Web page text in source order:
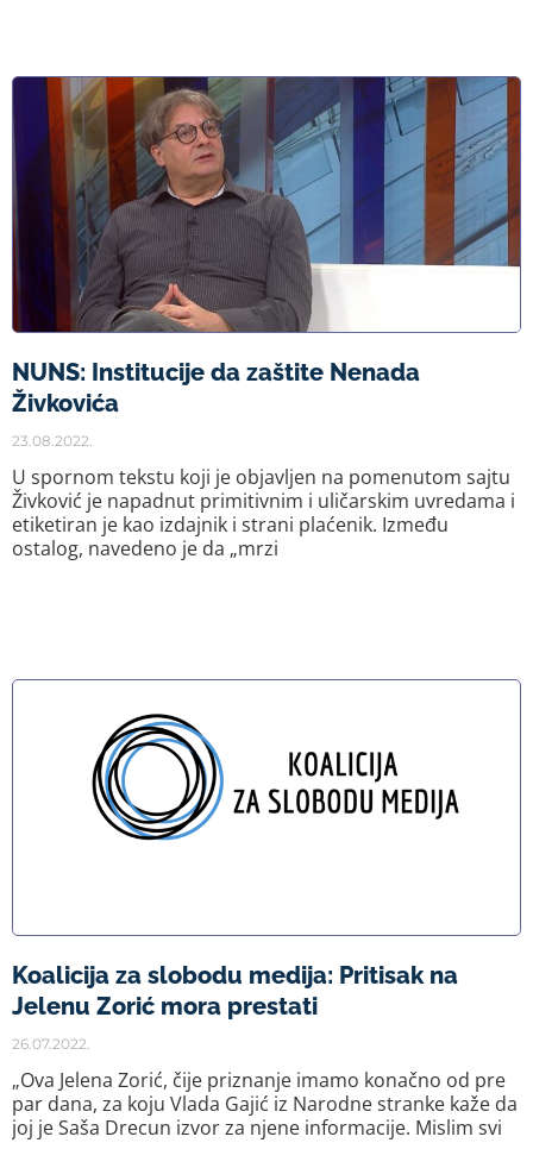
NUNS: Institucije da zaštite Nenada
Živkovića
23.08.2022.
U spornom tekstu koji je objavljen na pomenutom sajtu
Živković je napadnut primitivnim i uličarskim uvredama i
etiketiran je kao izdajnik i strani plaćenik. Između
ostalog, navedeno je da „mrzi
Koalicija za slobodu medija: Pritisak na
Jelenu Zorić mora prestati
26.07.2022.
„Ova Jelena Zorić, čije priznanje imamo konačno od pre
par dana, za koju Vlada Gajić iz Narodne stranke kaže da
joj je Saša Drecun izvor za njene informacije. Mislim svi